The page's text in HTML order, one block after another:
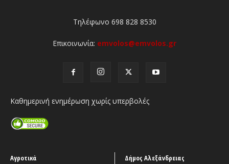
Τηλέφωνο 698 828 8530
Επικοινωνία: emvolos@emvolos.gr
Καθημερινή ενημέρωση χωρίς υπερβολές
Αγροτικά
Δήμος Αλεξάνδρειας